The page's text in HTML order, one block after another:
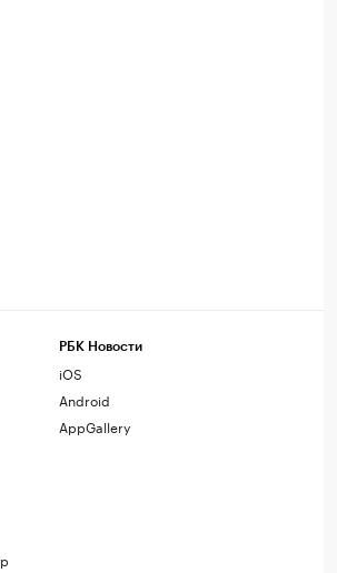
РБК Новости
iOS
Android
AppGallery